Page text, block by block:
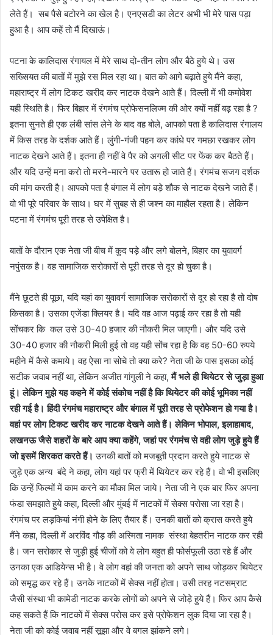
लेते हैं। सब पैसे बटोरने का खेल है। एनएसडी का लेटर अभी भी मेरे पास पड़ा
हुआ है। आप कहें तो मैं दिखाऊं।
पटना के कालिदास रंगायल में मेरे साथ दो-तीन लोग और बैठे हुये थे। उस
सख्सियत की बातों में मुझे रस मिल रहा था। बात को आगे बढ़ाते हुये मैंने कहा,
महाराष्ट्र में लोग टिकट खरीद कर नाटक देखने आते हैं। दिल्ली में भी कमोवेश
यही स्थिति है। फिर बिहार में रंगमंच प्रोफेसनलिज्म की ओर क्यों नहीं बढ़ रहा है ?
इतना सुनते ही एक लंबी सांस लेने के बाद वह बोले, आपको पता है कालिदास रंगालय
में किस तरह के दर्शक आते हैं। लुंगी-गंजी पहन कर कांधे पर गमछा रखकर लोग
नाटक देखने आते हैं। इतना ही नहीं वे पैर को अगली सीट पर फेंक कर बैठते हैं।
और यदि उन्हें मना करो तो मरने-मारने पर उतारू हो जाते हैं। रंगमंच सजग दर्शक
की मांग करती है। आपको पता है बंगाल में लोग बड़े शौक से नाटक देखने जाते हैं।
वो भी पूरे परिवार के साथ। घर में सुबह से ही जश्न का माहौल रहता है। लेकिन
पटना में रंगमंच पूरी तरह से उपेक्षित है।
बातों के दौरान एक नेता जी बीच में कुद पड़े और लगे बोलने, बिहार का युवावर्ग
नपुंसक है। वह सामाजिक सरोकारों से पूरी तरह से दूर हो चुका है।
मैंने छूटते ही पूछा, यदि यहां का युवावर्ग सामाजिक सरोकारों से दूर हो रहा है तो दोष
किसका है। उसका एजेंडा क्लियर है। यदि वह आज पढ़ाई कर रहा है तो यही
सोंचकर कि कल उसे 30-40 हजार की नौकरी मिल जाएगी। और यदि उसे
30-40 हजार की नौकरी मिली हुई तो वह यही सोंच रहा है कि वह 50-60 रुपये
महीने में कैसे कमाये। वह ऐसा ना सोचे तो क्या करे? नेता जी के पास इसका कोई
सटीक जवाब नहीं था, लेकिन अजीत गांगुली ने कहा,मैं भले ही थियेटर से जुड़ा हुआ
हूं। लेकिन मुझे यह कहने में कोई संकोच नहीं है कि थियेटर की कोई भूमिका नहीं
रही गई है। हिंदी रंगमंच महाराष्ट्र और बंगाल में पूरी तरह से प्रोफेशन हो गया है।
वहां पर लोग टिकट खरीद कर नाटक देखने आते हैं। लेकिन भोपाल, इलाहाबाद,
लखनऊ जैसे शहरों के बारे आप क्या कहेंगे, जहां पर रंगमंच से वही लोग जुड़े हुये हैं
जो इसमें शिरकत करते हैं। उनकी बातों को मजबूती प्रदान करते हुये नाटक से
जुड़े एक अन्य बंदे ने कहा, लोग यहां पर फ्री में थियेटर कर रहे हैं। वो भी इसलिए
कि उन्हें फिल्मों में काम करने का मौका मिल जाये। नेता जी ने एक बार फिर अपना
फंडा समझाते हुये कहा, दिल्ली और मुंबई में नाटकों में सेक्स परोसा जा रहा है।
रंगमंच पर लड़कियां नंगी होने के लिए तैयार हैं। उनकी बातों को क्रास करते हुये
मैंने कहा, दिल्ली में अरविंद गौड़ की अस्मिता नामक संस्था बेहतरीन नाटक कर रही
है। जन सरोकार से जुड़ी हुई चीजों को वे लोग बहुत ही फोर्सफूली उठा रहे हैं और
उनका एक आडियेन्स भी है। वे लोग वहां की जनता को अपने साथ जोड़कर थियेटर
को समृद्ध कर रहे हैं। उनके नाटकों में सेक्स नहीं होता। उसी तरह नटसम्राट
जैसी संस्था भी कामेडी नाटक करके लोगों को अपने से जोड़े हुये हैं। फिर आप कैसे
कह सकते हैं कि नाटकों में सेक्स परोस कर इसे प्रोफेशन लुक दिया जा रहा है।
नेता जी को कोई जवाब नहीं सूझा और वे बगल झांकने लगे।